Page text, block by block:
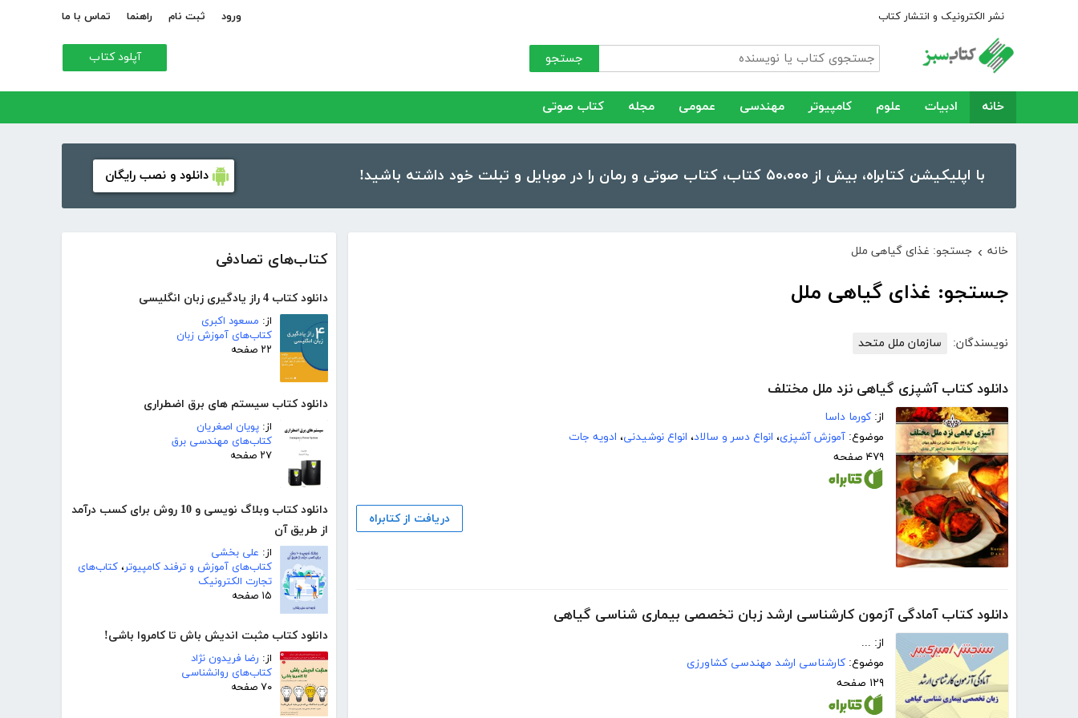
نشر الکترونیک و انتشار کتاب ورود ثبت نام راهنما تماس با ما
جستجو آپلود کتاب
خانه ادبیات علوم کامپیوتر مهندسی عمومی مجله کتاب صوتی
با اپلیکیشن کتابراه، بیش از ۵۰،۰۰۰ کتاب، کتاب صوتی و رمان را در موبایل و تبلت خود داشته باشید! دانلود و نصب رایگان
کتاب‌های تصادفی
دانلود کتاب 4 راز یادگیری زبان انگلیسی
از: مسعود اکبری
کتاب‌های آموزش زبان
۲۲ صفحه
دانلود کتاب سیستم های برق اضطراری
از: پویان اصغریان
کتاب‌های مهندسی برق
۲۷ صفحه
دانلود کتاب وبلاگ نویسی و 10 روش برای کسب درآمد
از طریق آن
از: علی بخشی
کتاب‌های آموزش و ترفند کامپیوتر، کتاب‌های
تجارت الکترونیک
۱۵ صفحه
دانلود کتاب مثبت اندیش باش تا کامروا باشی!
از: رضا فریدون نژاد
کتاب‌های روانشناسی
۷۰ صفحه
خانه › جستجو: غذای گیاهی ملل
جستجو: غذای گیاهی ملل
نویسندگان: سازمان ملل متحد
دانلود کتاب آشپزی گیاهی نزد ملل مختلف
از: کورما داسا
موضوع: آموزش آشپزی، انواع دسر و سالاد، انواع نوشیدنی، ادویه جات
۴۷۹ صفحه
دریافت از کتابراه
دانلود کتاب آمادگی آزمون کارشناسی ارشد زبان تخصصی بیماری شناسی گیاهی
از: ...
موضوع: کارشناسی ارشد مهندسی کشاورزی
۱۲۹ صفحه